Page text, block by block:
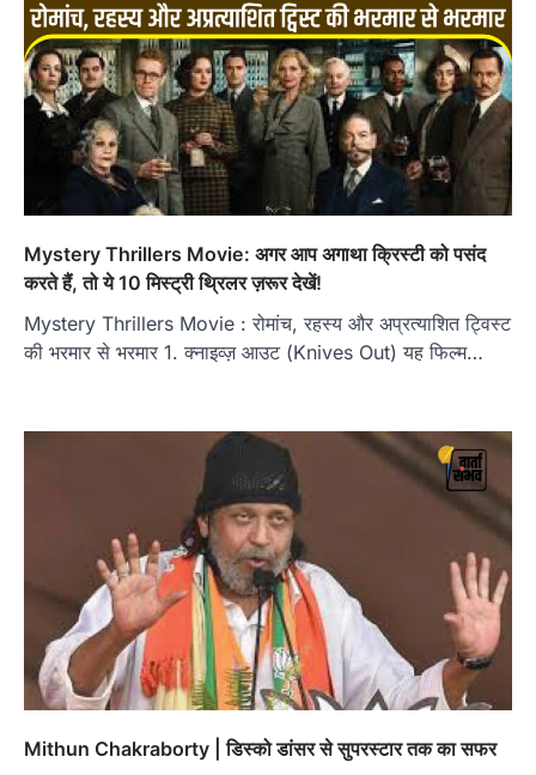
Mystery Thrillers Movie: अगर आप अगाथा क्रिस्टी को पसंद
करते हैं, तो ये 10 मिस्ट्री थ्रिलर ज़रूर देखें!
Mystery Thrillers Movie : रोमांच, रहस्य और अप्रत्याशित ट्विस्ट
की भरमार से भरमार 1. क्नाइव्ज़ आउट (Knives Out) यह फिल्म…
Mithun Chakraborty | डिस्को डांसर से सुपरस्टार तक का सफर